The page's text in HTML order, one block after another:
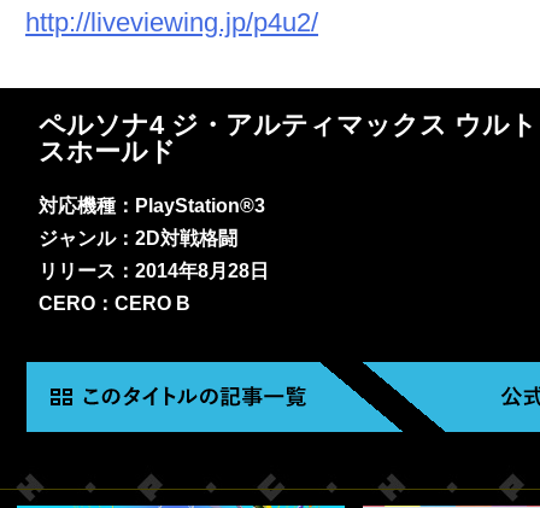
http://liveviewing.jp/p4u2/
ペルソナ4 ジ・アルティマックス ウル
スホールド
対応機種：PlayStation®3
ジャンル：2D対戦格闘
リリース：2014年8月28日
CERO：CERO B